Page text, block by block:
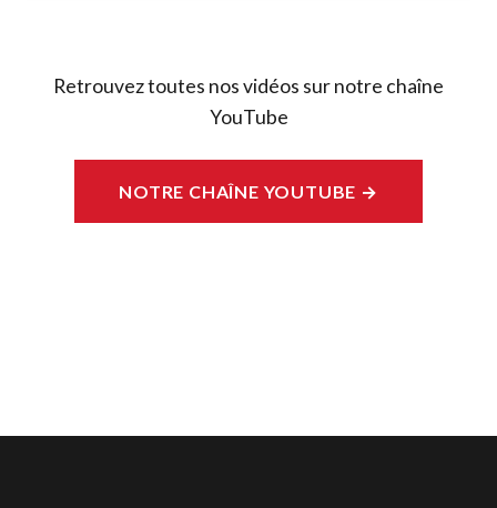
Retrouvez toutes nos vidéos sur notre chaîne
YouTube
NOTRE CHAÎNE YOUTUBE →